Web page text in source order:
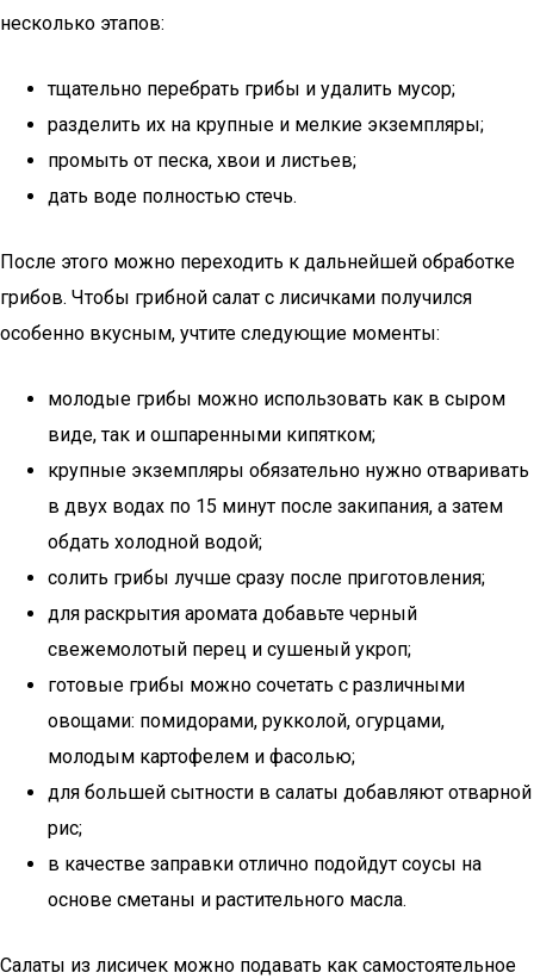
несколько этапов:
тщательно перебрать грибы и удалить мусор;
разделить их на крупные и мелкие экземпляры;
промыть от песка, хвои и листьев;
дать воде полностью стечь.
После этого можно переходить к дальнейшей обработке
грибов. Чтобы грибной салат с лисичками получился
особенно вкусным, учтите следующие моменты:
молодые грибы можно использовать как в сыром
виде, так и ошпаренными кипятком;
крупные экземпляры обязательно нужно отваривать
в двух водах по 15 минут после закипания, а затем
обдать холодной водой;
солить грибы лучше сразу после приготовления;
для раскрытия аромата добавьте черный
свежемолотый перец и сушеный укроп;
готовые грибы можно сочетать с различными
овощами: помидорами, рукколой, огурцами,
молодым картофелем и фасолью;
для большей сытности в салаты добавляют отварной
рис;
в качестве заправки отлично подойдут соусы на
основе сметаны и растительного масла.
Салаты из лисичек можно подавать как самостоятельное